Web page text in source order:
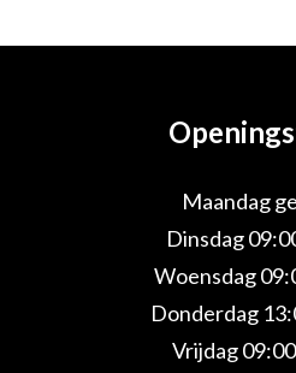
Maandag
Dinsdag
Woensdag
Donderdag
Vrijdag